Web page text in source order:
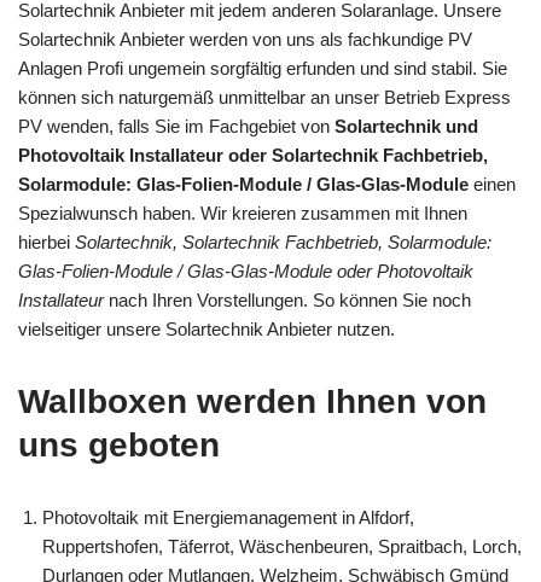
Solartechnik Anbieter mit jedem anderen Solaranlage. Unsere
Solartechnik Anbieter werden von uns als fachkundige PV
Anlagen Profi ungemein sorgfältig erfunden und sind stabil. Sie
können sich naturgemäß unmittelbar an unser Betrieb Express
PV wenden, falls Sie im Fachgebiet von Solartechnik und
Photovoltaik Installateur oder Solartechnik Fachbetrieb,
Solarmodule: Glas-Folien-Module / Glas-Glas-Module einen
Spezialwunsch haben. Wir kreieren zusammen mit Ihnen
hierbei Solartechnik, Solartechnik Fachbetrieb, Solarmodule:
Glas-Folien-Module / Glas-Glas-Module oder Photovoltaik
Installateurnach Ihren Vorstellungen. So können Sie noch
vielseitiger unsere Solartechnik Anbieter nutzen.
Wallboxen werden Ihnen von
uns geboten
Photovoltaik mit Energiemanagement in Alfdorf,
Ruppertshofen, Täferrot, Wäschenbeuren, Spraitbach, Lorch,
Durlangen oder Mutlangen, Welzheim, Schwäbisch Gmünd